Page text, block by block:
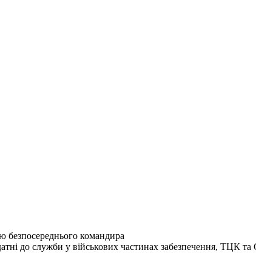
безпосереднього командира
до служби у військових частинах забезпечення, ТЦК